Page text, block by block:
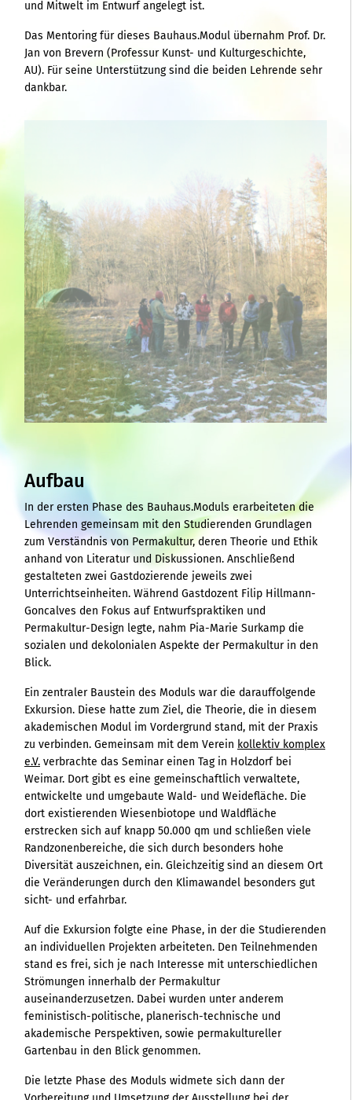
und Mitwelt im Entwurf angelegt ist.
Das Mentoring für dieses Bauhaus.Modul übernahm Prof. Dr.
Jan von Brevern (Professur Kunst- und Kulturgeschichte,
AU). Für seine Unterstützung sind die beiden Lehrende sehr
dankbar.
Aufbau
In der ersten Phase des Bauhaus.Moduls erarbeiteten die
Lehrenden gemeinsam mit den Studierenden Grundlagen
zum Verständnis von Permakultur, deren Theorie und Ethik
anhand von Literatur und Diskussionen. Anschließend
gestalteten zwei Gastdozierende jeweils zwei
Unterrichtseinheiten. Während Gastdozent Filip Hillmann-
Goncalves den Fokus auf Entwurfspraktiken und
Permakultur-Design legte, nahm Pia-Marie Surkamp die
sozialen und dekolonialen Aspekte der Permakultur in den
Blick.
Ein zentraler Baustein des Moduls war die darauffolgende
Exkursion. Diese hatte zum Ziel, die Theorie, die in diesem
akademischen Modul im Vordergrund stand, mit der Praxis
zu verbinden. Gemeinsam mit dem Verein kollektiv komplex
e.V. verbrachte das Seminar einen Tag in Holzdorf bei
Weimar. Dort gibt es eine gemeinschaftlich verwaltete,
entwickelte und umgebaute Wald- und Weidefläche. Die
dort existierenden Wiesenbiotope und Waldfläche
erstrecken sich auf knapp 50.000 qm und schließen viele
Randzonenbereiche, die sich durch besonders hohe
Diversität auszeichnen, ein. Gleichzeitig sind an diesem Ort
die Veränderungen durch den Klimawandel besonders gut
sicht- und erfahrbar.
Auf die Exkursion folgte eine Phase, in der die Studierenden
an individuellen Projekten arbeiteten. Den Teilnehmenden
stand es frei, sich je nach Interesse mit unterschiedlichen
Strömungen innerhalb der Permakultur
auseinanderzusetzen. Dabei wurden unter anderem
feministisch-politische, planerisch-technische und
akademische Perspektiven, sowie permakultureller
Gartenbau in den Blick genommen.
Die letzte Phase des Moduls widmete sich dann der